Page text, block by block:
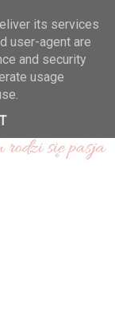
its services
user-agent are
and security
usage